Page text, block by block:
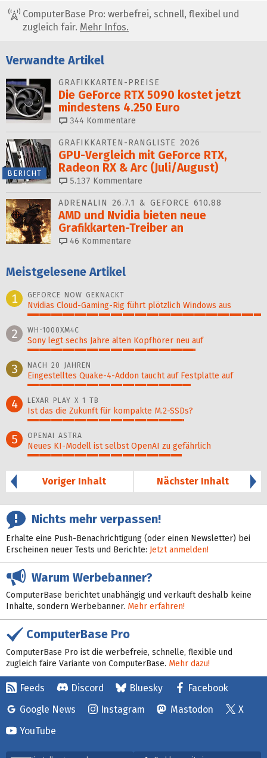
ComputerBase Pro: werbefrei, schnell, flexibel und
zugleich fair. Mehr Infos.
Verwandte Artikel
GRAFIKKARTEN-PREISE
Die GeForce RTX 5090 kostet jetzt
mindestens 4.250 Euro
344 Kommentare
BERICHT
GRAFIKKARTEN-RANGLISTE 2026
GPU-Vergleich mit GeForce RTX,
Radeon RX & Arc (Juli/August)
5.137 Kommentare
ADRENALIN 26.7.1 & GEFORCE 610.88
AMD und Nvidia bieten neue
Grafikkarten-Treiber an
46 Kommentare
Meistgelesene Artikel
1
GEFORCE NOW GEKNACKT
Nvidias Cloud-Gaming-Rig führt plötzlich Windows aus
100%
2 WH-1000XM4C
Sony legt sechs Jahre alten Kopfhörer neu auf
72%
3 NACH 20 JAHREN
Eingestelltes Quake-4-Addon taucht auf Festplatte auf
70%
4 LEXAR PLAY X 1 TB
Ist das die Zukunft für kompakte M.2-SSDs?
67%
5 OPENAI ASTRA
Neues KI-Modell ist selbst OpenAI zu gefährlich
66%
Voriger Inhalt
Nächster Inhalt
Nichts mehr verpassen!
Erhalte eine Push-Benachrichtigung (oder einen Newsletter) bei
Erscheinen neuer Tests und Berichte: Jetzt anmelden!
Warum Werbebanner?
ComputerBase berichtet unabhängig und verkauft deshalb keine
Inhalte, sondern Werbebanner. Mehr erfahren!
ComputerBase Pro
ComputerBase Pro ist die werbefreie, schnelle, flexible und
zugleich faire Variante von ComputerBase. Mehr dazu!
Feeds Discord Bluesky
Facebook
Google News
Instagram Mastodon
X
YouTube